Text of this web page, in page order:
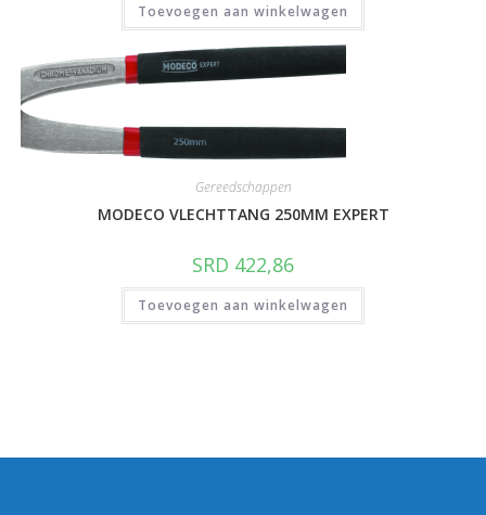
Toevoegen aan winkelwagen
Gereedschappen
MODECO VLECHTTANG 250MM EXPERT
SRD 422,86
Toevoegen aan winkelwagen